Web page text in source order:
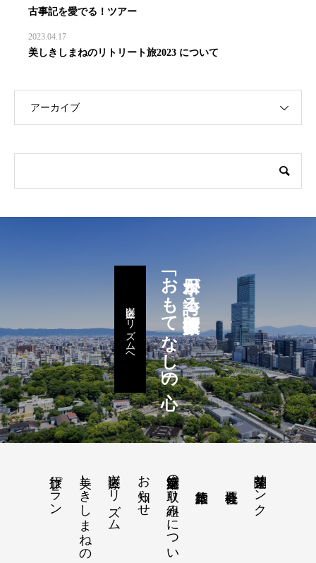
古事記を愛でる！ツアー
2023.04.17
美しきしまねのリトリート旅2023 について
アーカイブ
日本が誇る医療技術と
「おもてなし」の心
医療ツーリズムへ
旅行プラン 医療ツーリズム お知らせ 感染症対策の取り組みについて 関連企業リンク